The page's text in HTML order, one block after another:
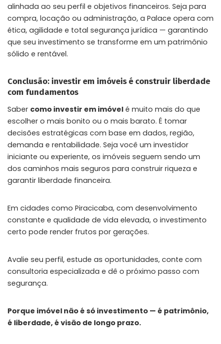
alinhada ao seu perfil e objetivos financeiros. Seja para
compra, locação ou administração, a Palace opera com
ética, agilidade e total segurança jurídica — garantindo
que seu investimento se transforme em um patrimônio
sólido e rentável.
Conclusão: investir em imóveis é construir liberdade
com fundamentos
Saber como investir em imóvel é muito mais do que
escolher o mais bonito ou o mais barato. É tomar
decisões estratégicas com base em dados, região,
demanda e rentabilidade. Seja você um investidor
iniciante ou experiente, os imóveis seguem sendo um
dos caminhos mais seguros para construir riqueza e
garantir liberdade financeira.
Em cidades como Piracicaba, com desenvolvimento
constante e qualidade de vida elevada, o investimento
certo pode render frutos por gerações.
Avalie seu perfil, estude as oportunidades, conte com
consultoria especializada e dê o próximo passo com
segurança.
Porque imóvel não é só investimento — é patrimônio,
é liberdade, é visão de longo prazo.